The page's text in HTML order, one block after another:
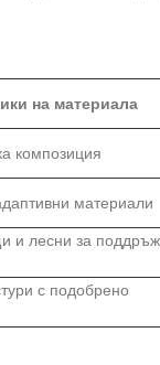
на материала
композиция
материали
и лесни за
с подобрено